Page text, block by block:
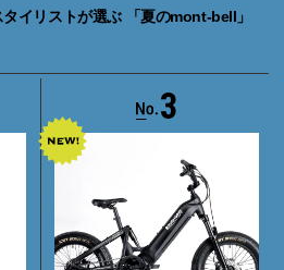
イリストが選ぶ 「夏のmont-bell」
3